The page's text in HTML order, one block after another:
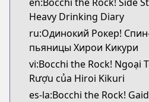
https://
Book☆Walker
Book☆Walker
https://bookwalker.jp/
Official English
Official English
https://yenpress.com/
Heavy Drinking Diary
ru:Одинокий Рокер!
пьяницы Хирои Кикури
vi:Bocchi the Rock! Ngoại
Rượu của Hiroi Kikuri
es-la:Bocchi the Rock!